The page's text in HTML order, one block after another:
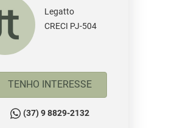
Legatto
CRECI PJ-504
TENHO INTERESSE
(37) 9 8829-2132